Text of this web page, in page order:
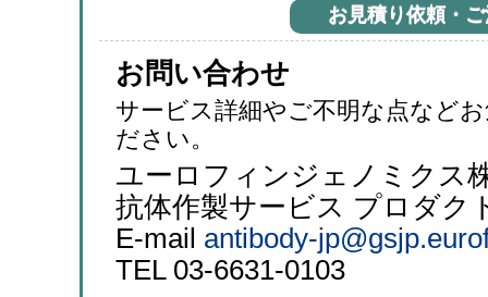
お見積り依頼・
お問い合わせ
サービス詳細やご不明な点など
ださい。
ユーロフィンジェノミクス
抗体作製サービス プロダク
E-mail antibody-
TEL 03-6631-0103